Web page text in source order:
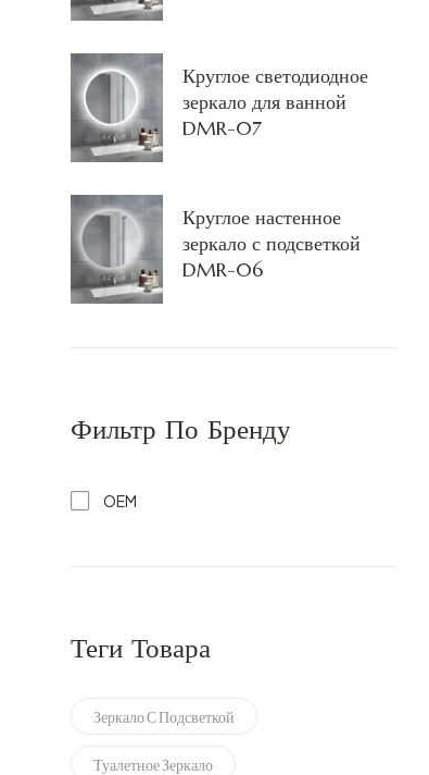
Круглое светодиодное
зеркало для ванной
DMR-07
Круглое настенное
зеркало с подсветкой
DMR-06
Фильтр По Бренду
OEM
Теги Товара
Зеркало С Подсветкой
Туалетное Зеркало